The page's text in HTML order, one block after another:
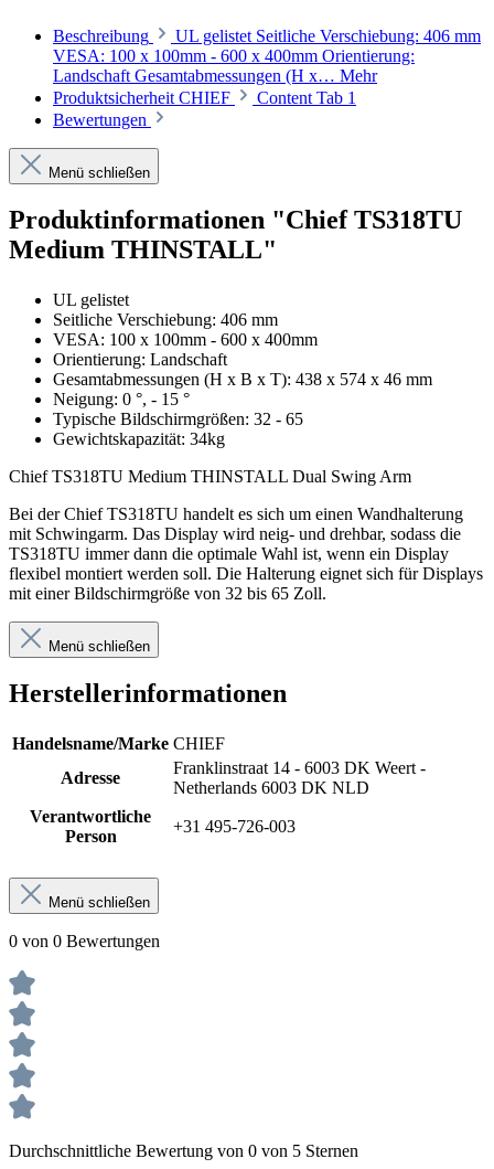
Beschreibung
UL gelistet Seitliche Verschiebung: 406 mm
VESA: 100 x 100mm - 600 x 400mm Orientierung:
Landschaft Gesamtabmessungen (H x… Mehr
Produktsicherheit CHIEF
Content Tab 1
Bewertungen
Menü schließen
Produktinformationen "Chief TS318TU
Medium THINSTALL"
UL gelistet
Seitliche Verschiebung: 406 mm
VESA: 100 x 100mm - 600 x 400mm
Orientierung: Landschaft
Gesamtabmessungen (H x B x T): 438 x 574 x 46 mm
Neigung: 0 °, - 15 °
Typische Bildschirmgrößen: 32 - 65
Gewichtskapazität: 34kg
Chief TS318TU Medium THINSTALL Dual Swing Arm
Bei der Chief TS318TU handelt es sich um einen Wandhalterung
mit Schwingarm. Das Display wird neig- und drehbar, sodass die
TS318TU immer dann die optimale Wahl ist, wenn ein Display
flexibel montiert werden soll. Die Halterung eignet sich für Displays
mit einer Bildschirmgröße von 32 bis 65 Zoll.
Menü schließen
Herstellerinformationen
Handelsname/Marke CHIEF
Adresse
Franklinstraat 14 - 6003 DK Weert -
Netherlands 6003 DK NLD
Verantwortliche
Person
+31 495-726-003
Menü schließen
0 von 0 Bewertungen
Durchschnittliche Bewertung von 0 von 5 Sternen